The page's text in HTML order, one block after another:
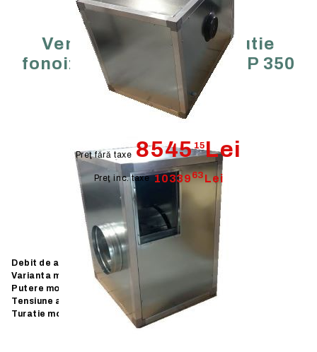
Ventilator de hota in cutie
fonoizolata BOX CF 5,5 HP 350
Preţ fără taxe 854515Lei
Preţ inc. taxe 1033963 Lei
Livrare din stoc
Debit de aer: 13000
Varianta motor:
motor
Putere motor:
kW
Tensiune alimentare:
400
V- 50 Hz
Turatie motor:
4 POLI